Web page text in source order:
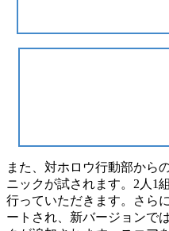
また、対ホロウ行動部から
ニックが試されます。2人1
行っていただきます。さら
ートされ、新バージョンで